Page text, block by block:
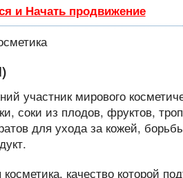
и Начать продвижение
участник мирового
соки из плодов, фруктов,
для ухода за кожей,
качество которой